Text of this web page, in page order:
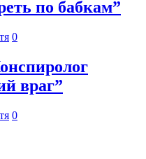
по бабкам”
0
враг”
0